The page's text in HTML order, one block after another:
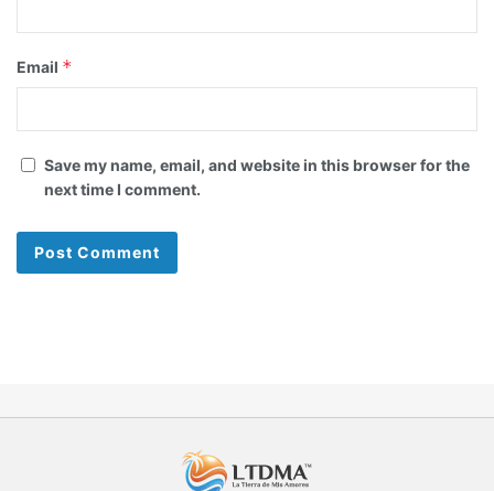
Email *
Save my name, email, and website in this browser for the
next time I comment.